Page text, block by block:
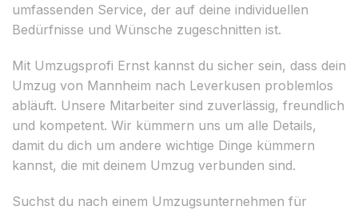
umfassenden Service, der auf deine individuellen
Bedürfnisse und Wünsche zugeschnitten ist.
Mit Umzugsprofi Ernst kannst du sicher sein, dass dein
Umzug von Mannheim nach Leverkusen problemlos
abläuft. Unsere Mitarbeiter sind zuverlässig, freundlich
und kompetent. Wir kümmern uns um alle Details,
damit du dich um andere wichtige Dinge kümmern
kannst, die mit deinem Umzug verbunden sind.
Suchst du nach einem Umzugsunternehmen für